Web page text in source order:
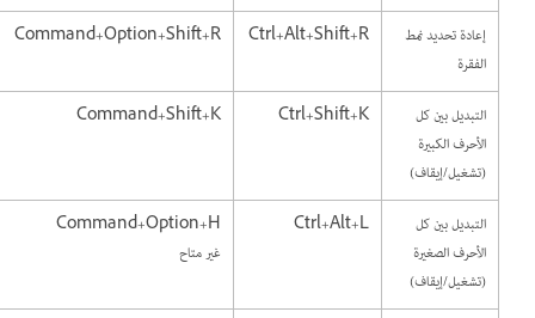
إعادة تحديد نمط
Ctrl+Alt+Shift+R
Command+Option+Shift+R
التبديل بين كل
الأحرف الكبيرة
(تشغيل/إيقاف)
Ctrl+Shift+K
Command+Shift+K
التبديل بين كل
الأحرف الصغيرة
(تشغيل/إيقاف)
Ctrl+Alt+L
Command+Option+H
غير متاح